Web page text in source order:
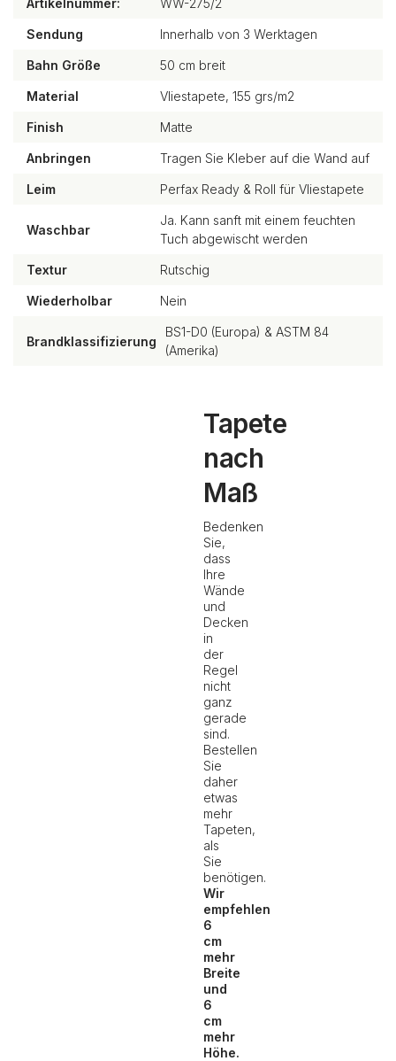
Artikelnummer: WW-275/2
Sendung Innerhalb von 3 Werktagen
Bahn Größe 50 cm breit
Material Vliestapete, 155 grs/m2
Finish Matte
Anbringen Tragen Sie Kleber auf die Wand auf
Leim Perfax Ready & Roll für Vliestapete
Waschbar
Ja. Kann sanft mit einem feuchten
Tuch abgewischt werden
Textur Rutschig
Wiederholbar Nein
Brandklassifizierung
BS1-D0 (Europa) & ASTM 84
(Amerika)
Tapete
nach
Maß
Bedenken
Sie,
dass
Ihre
Wände
und
Decken
in
der
Regel
nicht
ganz
gerade
sind.
Bestellen
Sie
daher
etwas
mehr
Tapeten,
als
Sie
benötigen.
Wir
empfehlen
6
cm
mehr
Breite
und
6
cm
mehr
Höhe.